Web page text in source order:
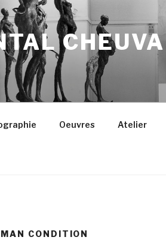
CHEUVA
Oeuvres Atelier
CONDITION